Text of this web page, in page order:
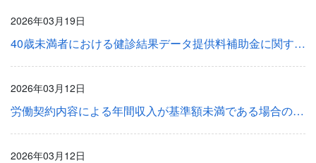
2026年03月19日
40歳未満者における健診結果データ提供料補助金に関するＱ＆Ａについて
2026年03月12日
労働契約内容による年間収入が基準額未満である場合の被扶養者の認定における年間収入の取扱いについて及び被扶養者（異動）届の認定時に係る添付書類の変更について
2026年03月12日